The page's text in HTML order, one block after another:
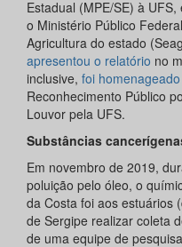
Estadual (MPE/SE) à
o Ministério Público
Agricultura do estado
apresentou o relatório no
inclusive, foi homenageado
Reconhecimento Público
Louvor pela UFS.
Substâncias
Em novembro de 2019,
poluição pelo óleo, o
da Costa foi aos estuários
de Sergipe realizar coleta
de uma equipe de